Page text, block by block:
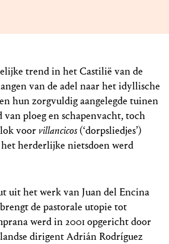
trend in het Castilië van de
van de adel naar het idyllische
hun zorgvuldig aangelegde tuinen
ploeg en schapenvacht, toch
voor villancicos (‘dorpsliedjes’)
herderlijke nietsdoen werd
uit het werk van Juan del Encina
de pastorale utopie tot
werd in 2001 opgericht door
dirigent Adrián Rodríguez